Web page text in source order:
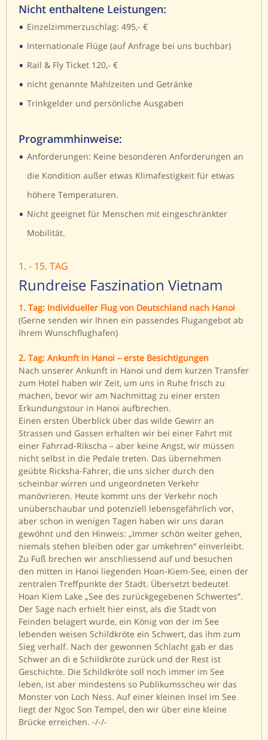
Nicht enthaltene Leistungen:
• Einzelzimmerzuschlag: 495,- €
• Internationale Flüge (auf Anfrage bei uns buchbar)
• Rail & Fly Ticket 120,- €
• nicht genannte Mahlzeiten und Getränke
• Trinkgelder und persönliche Ausgaben
Programmhinweise:
• Anforderungen: Keine besonderen Anforderungen an
die Kondition außer etwas Klimafestigkeit für etwas
höhere Temperaturen.
• Nicht geeignet für Menschen mit eingeschränkter
Mobilität.
1. - 15. TAG
Rundreise Faszination Vietnam
1. Tag: Individueller Flug von Deutschland nach Hanoi
(Gerne senden wir Ihnen ein passendes Flugangebot ab
Ihrem Wunschflughafen)
2. Tag: Ankunft in Hanoi – erste Besichtigungen
Nach unserer Ankunft in Hanoi und dem kurzen Transfer
zum Hotel haben wir Zeit, um uns in Ruhe frisch zu
machen, bevor wir am Nachmittag zu einer ersten
Erkundungstour in Hanoi aufbrechen.
Einen ersten Überblick über das wilde Gewirr an
Strassen und Gassen erhalten wir bei einer Fahrt mit
einer Fahrrad-Rikscha – aber keine Angst, wir müssen
nicht selbst in die Pedale treten. Das übernehmen
geübte Ricksha-Fahrer, die uns sicher durch den
scheinbar wirren und ungeordneten Verkehr
manövrieren. Heute kommt uns der Verkehr noch
unüberschaubar und potenziell lebensgefährlich vor,
aber schon in wenigen Tagen haben wir uns daran
gewöhnt und den Hinweis: „Immer schön weiter gehen,
niemals stehen bleiben oder gar umkehren“ einverleibt.
Zu Fuß brechen wir anschliessend auf und besuchen
den mitten in Hanoi liegenden Hoan-Kiem-See, einen der
zentralen Treffpunkte der Stadt. Übersetzt bedeutet
Hoan Kiem Lake „See des zurückgegebenen Schwertes”.
Der Sage nach erhielt hier einst, als die Stadt von
Feinden belagert wurde, ein König von der im See
lebenden weisen Schildkröte ein Schwert, das ihm zum
Sieg verhalf. Nach der gewonnen Schlacht gab er das
Schwer an di e Schildkröte zurück und der Rest ist
Geschichte. Die Schildkröte soll noch immer im See
leben, ist aber mindestens so Publikumsscheu wir das
Monster von Loch Ness. Auf einer kleinen Insel im See
liegt der Ngoc Son Tempel, den wir über eine kleine
Brücke erreichen. -/-/-